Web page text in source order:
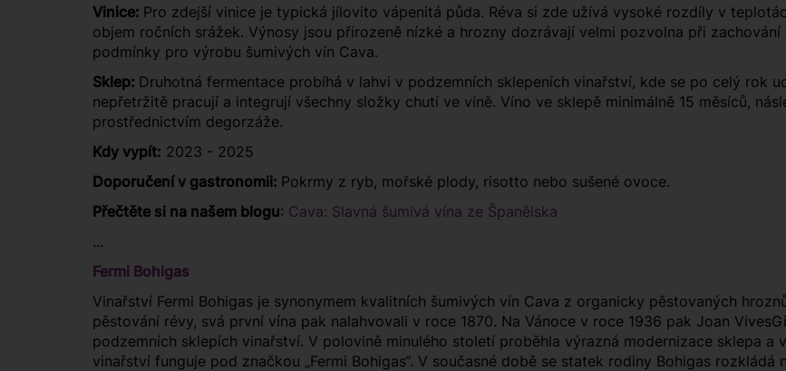
Vinice: Pro zdejší vinice je typická jílovito vápenitá půda. Réva si zde užívá vysoké rozdíly v
objem ročních srážek. Výnosy jsou přirozeně nízké a hrozny dozrávají velmi pozvolna při
podmínky pro výrobu šumivých vín Cava.
Sklep: Druhotná fermentace probíhá v lahvi v podzemních sklepeních vinařství, kde se po celý rok
nepřetržitě pracují a integrují všechny složky chutí ve víně. Víno ve sklepě minimálně 15 měsíců,
prostřednictvím degorzáže.
Kdy vypít: 2023 - 2025
Doporučení v gastronomii: Pokrmy z ryb, mořské plody, risotto nebo sušené ovoce.
Přečtěte si na našem blogu: Cava: Slavná šumivá vína ze Španělska
...
Fermi Bohigas
Vinařství Fermi Bohigas je synonymem kvalitních šumivých vín Cava z organicky pěstovaných
pěstování révy, svá první vína pak nalahvovali v roce 1870. Na Vánoce v roce 1936 pak Joan
podzemních sklepích vinařství. V polovině minulého století proběhla výrazná modernizace sklepa
vinařství funguje pod značkou „Fermi Bohigas“. V současné době se statek rodiny Bohigas